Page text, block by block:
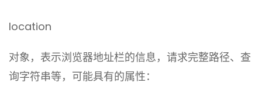
location
对象，表示浏览器地址栏的信息，请求完整路径、查
询字符串等，可能具有的属性：